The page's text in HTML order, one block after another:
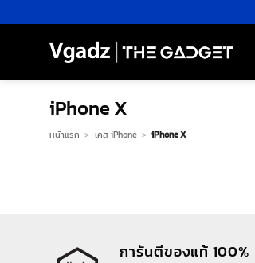
ไป
iPhone X
หน้าแรก > เคส iPhone > iPhone X
การันตีของแท้ 100%